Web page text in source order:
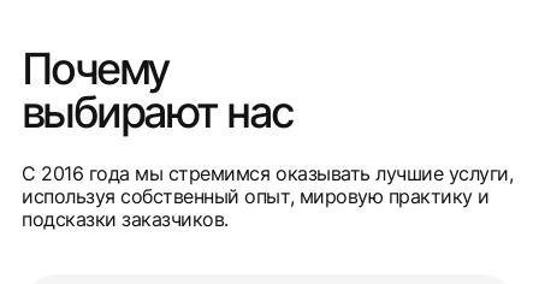
Почему
выбирают нас
С 2016 года мы стремимся оказывать лучшие услуги,
используя собственный опыт, мировую практику и
подсказки заказчиков.